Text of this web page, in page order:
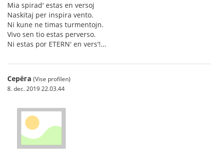
Mia spirad' estas en versoj
Naskitaj per inspira vento.
Ni kune ne timas turmentojn.
Vivo sen tio estas perverso.
Ni estas por ETERN' en vers'!...
Серёга (Vise profilen)
8. dec. 2019 22.03.44